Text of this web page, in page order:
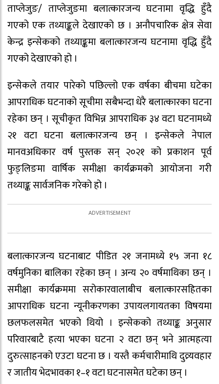
ताप्लेजुङ/ ताप्लेजुङमा बलात्कारजन्य घटनामा वृद्धि हुँदै
गएको एक तथ्याङ्कले देखाएको छ । अनौपचारिक क्षेत्र सेवा
केन्द्र इन्सेकको तथ्याङ्कमा बलात्कारजन्य घटनामा वृद्धि हुँदै
गएको देखाएको हो ।
इन्सेकले तयार पारेको पछिल्लो एक वर्षका बीचमा घटेका
आपराधिक घटनाको सूचीमा सबैभन्दा धेरै बलात्कारका घटना
रहेका छन् । सूचीकृत विभिन्न आपराधिक ३४ वटा घटनामध्ये
२१ वटा घटना बलात्कारजन्य छन् । इन्सेकले नेपाल
मानवअधिकार वर्ष पुस्तक सन् २०२१ को प्रकाशन पूर्व
फुङ्लिङमा वार्षिक समीक्षा कार्यक्रमको आयोजना गरी
तथ्याङ्क सार्वजनिक गरेको हो ।
बलात्कारजन्य घटनाबाट पीडित २१ जनामध्ये १५ जना १८
वर्षमुनिका बालिका रहेका छन् । अन्य २० वर्षमाथिका छन् ।
समीक्षा कार्यक्रममा सरोकारवालाबीच बलात्कारसहितका
आपराधिक घटना न्यूनीकरणका उपायलगायतका विषयमा
छलफलसमेत भएको थियो । इन्सेकको तथ्याङ्क अनुसार
परिवारबाटै हत्या भएका घटना २ वटा छन् भने आत्महत्या
दुरुत्साहनको एउटा घटना छ । यस्तै कर्मचारीमाथि दुव्र्यवहार
र जातीय भेदभावका १–१ वटा घटनासमेत घटेका छन् ।